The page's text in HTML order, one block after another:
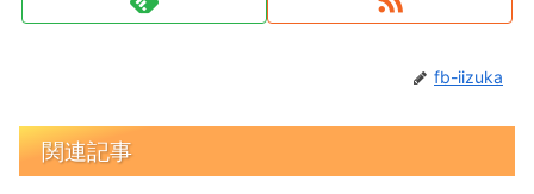
fb-iizuka
関連記事